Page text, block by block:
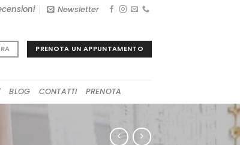
Newsletter
PRENOTA UN APPUNTAMENTO
BLOG CONTATTI PRENOTA